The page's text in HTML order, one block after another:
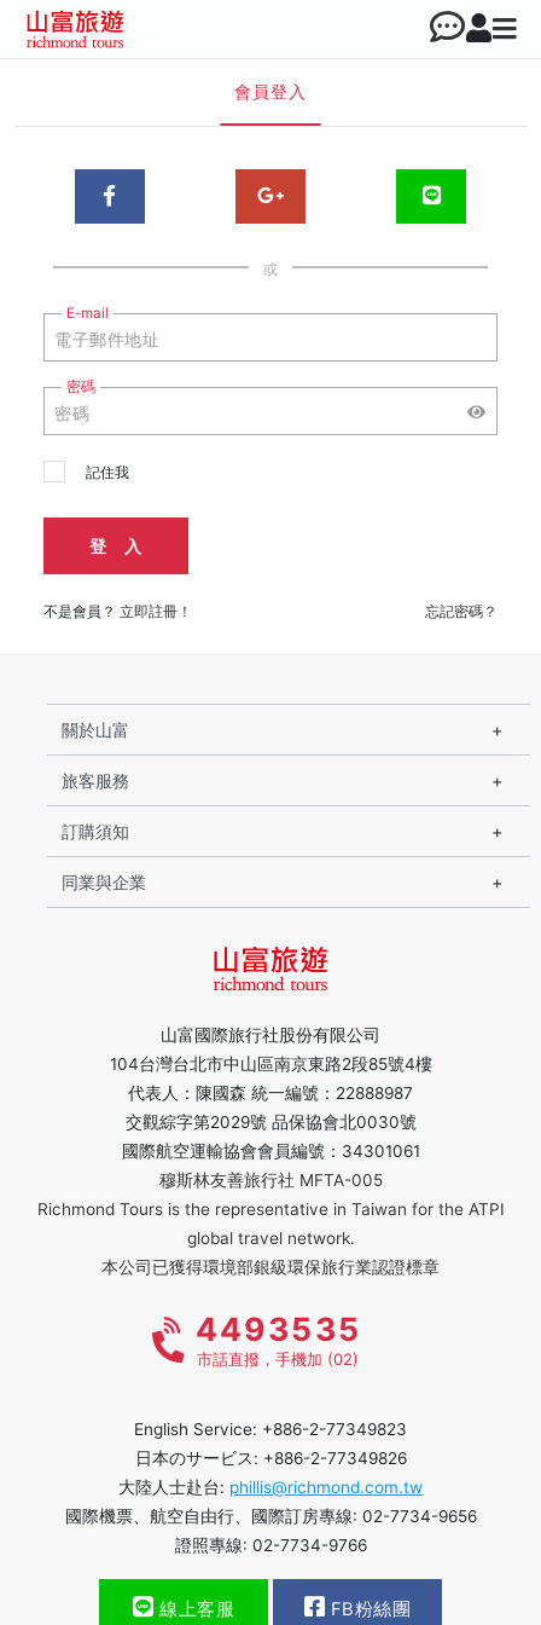
會員登入
或
E-mail
密碼
記住我
登 入
不是會員？ 立即註冊！ 忘記密碼？
山富國際旅行社股份有限公司
104台灣台北市中山區南京東路2段85號4樓
代表人：陳國森 統一編號：22888987
交觀綜字第2029號 品保協會北0030號
國際航空運輸協會會員編號：34301061
穆斯林友善旅行社 MFTA-005
Richmond Tours is the representative in Taiwan for the ATPI
global travel network.
本公司已獲得環境部銀級環保旅行業認證標章
關於山富
旅客服務
訂購須知
同業與企業
4493535
市話直撥，手機加 (02)
English Service: +886-2-77349823
日本のサービス: +886-2-77349826
大陸人士赴台: phillis@richmond.com.tw
國際機票、航空自由行、國際訂房專線: 02-7734-9656
證照專線: 02-7734-9766
線上客服 FB粉絲團